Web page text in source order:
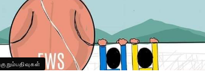
குறும்பதிவுகள்